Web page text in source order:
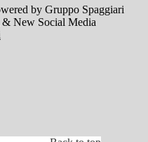
by Gruppo Spaggiari
New Social Media